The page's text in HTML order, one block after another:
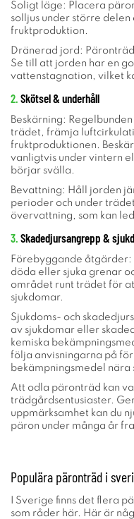
Soligt läge: Placera
solljus under större
fruktproduktion.
Dränerad jord:
Se till att jorden har en
vattenstagnation, vilket
2. Skötsel & underhåll
Beskärning:
trädet, främja
fruktproduktionen.
vanligtvis under vintern
börjar svälla.
Bevattning: Håll jorden
perioder och under
övervattning, som kan
3. Skadedjursangrepp &
Förebyggande
döda eller sjuka grenar
området runt trädet för
sjukdomar.
Sjukdoms- och
av sjukdomar eller
kemiska
följa anvisningarna på
bekämpningsmedel nära
Att odla päronträd kan
trädgårdsentusiaster.
uppmärksamhet kan du
päron under många år
Populära päronträd i
I Sverige finns det flera
som råder här. Här är